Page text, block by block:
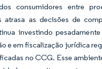
consumidores entre
atrasa as decisões de
investindo
e em fiscalização jurídica
no CCG. Esse